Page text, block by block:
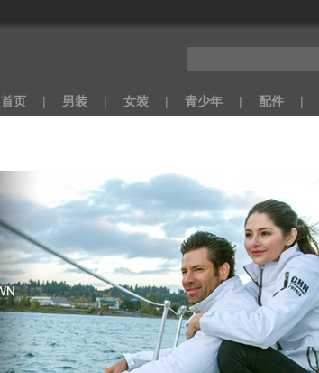
首页 | 男装 | 女装 | 青少年 | 配件 |